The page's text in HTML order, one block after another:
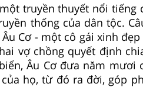
truyền thuyết nổi tiếng
thống của dân tộc.
Cơ - một cô gái xinh
vợ chồng quyết định
Âu Cơ đưa năm mươi
họ, từ đó ra đời, góp